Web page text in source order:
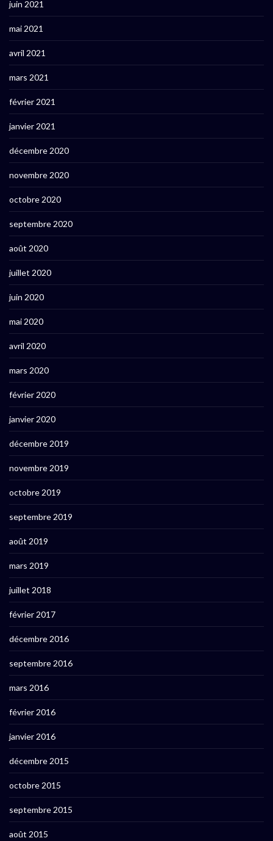
juin 2021
mai 2021
avril 2021
mars 2021
février 2021
janvier 2021
décembre 2020
novembre 2020
octobre 2020
septembre 2020
août 2020
juillet 2020
juin 2020
mai 2020
avril 2020
mars 2020
février 2020
janvier 2020
décembre 2019
novembre 2019
octobre 2019
septembre 2019
août 2019
mars 2019
juillet 2018
février 2017
décembre 2016
septembre 2016
mars 2016
février 2016
janvier 2016
décembre 2015
octobre 2015
septembre 2015
août 2015